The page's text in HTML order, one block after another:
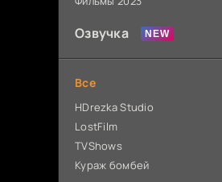
Озвучка
Все
HDrezka Studio
LostFilm
TVShows
Кураж бомбей